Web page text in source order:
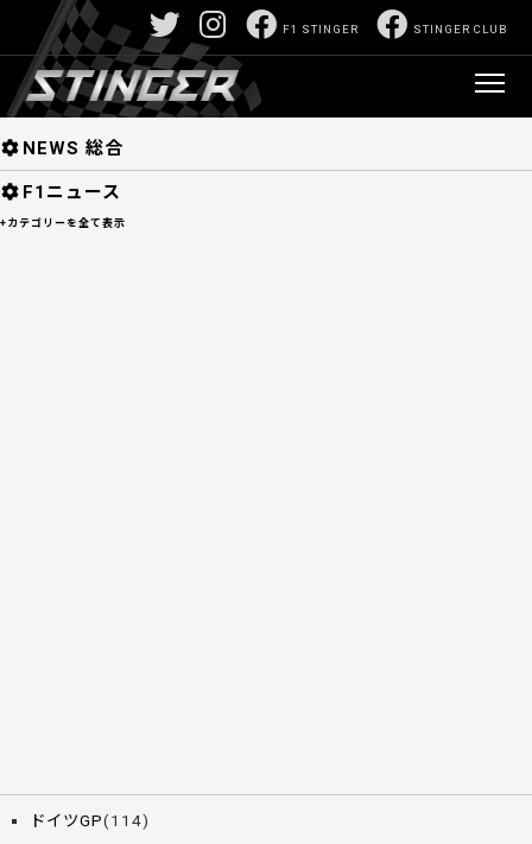
STINGER CLUB
F1 STINGER
F1/モータースポーツ深堀サイト:山口正己責任編
集 F1 STINGER 【スティンガー】>固定ペー
ジ> Hungarian Grand Prix
NEWS
NEWS 総合
F1ニュース
+カテゴリーを全て表示
ドイツGP(114)